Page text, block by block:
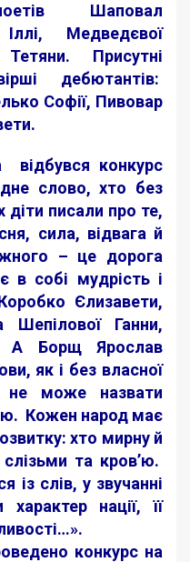
Шаповал
Медведєвої
Тетяни. Присутні
дебютантів:
Софії, Пивовар
конкурс
слово, хто без
діти писали про те,
сила, відвага й
– це дорога
в собі мудрість і
Єлизавети,
Шепілової Ганни,
А Борщ Ярослав
як і без власної
не може назвати
Кожен народ має
хто мирну й
та кров’ю.
із слів, у звучанні
нації, її
конкурс на